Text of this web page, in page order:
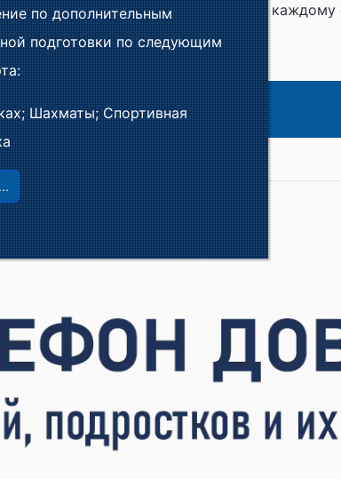
неотчуждаемы и принадлежат
по дополнительным
подготовки по следующим
Шахматы; Спортивная